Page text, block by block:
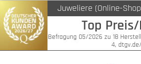
Juweliere (Online-
Top
Befragung 05/2026 zu 18
4,